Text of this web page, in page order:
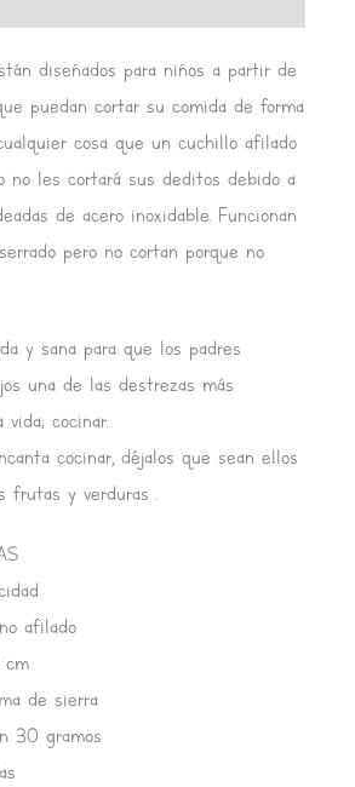
diseñados para niños a partir de
puedan cortar su comida de forma
cosa que un cuchillo afilado
no les cortará sus deditos debido a
de acero inoxidable. Funcionan
pero no cortan porque no
y sana para que los padres
una de las destrezas más
cocinar.
cocinar, déjalos que sean ellos
frutas y verduras .
afilado
cm
de sierra
30 gramos